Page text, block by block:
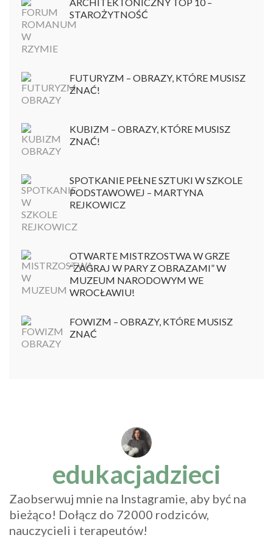
STAROŻYTNOŚĆ
FUTURYZM – OBRAZY, KTÓRE MUSISZ
ZNAĆ!
KUBIZM – OBRAZY, KTÓRE MUSISZ
ZNAĆ!
SPOTKANIE PEŁNE SZTUKI W SZKOLE
PODSTAWOWEJ – MARTYNA
REJKOWICZ
OTWARTE MISTRZOSTWA W GRZE
“ZAGRAJ W PARY Z OBRAZAMI” W
MUZEUM NARODOWYM WE
WROCŁAWIU!
FOWIZM – OBRAZY, KTÓRE MUSISZ
ZNAĆ
edukacjadzieci
Zaobserwuj mnie na Instagramie, aby być na
bieżąco! Dołącz do 72000 rodziców,
nauczycieli i terapeutów!